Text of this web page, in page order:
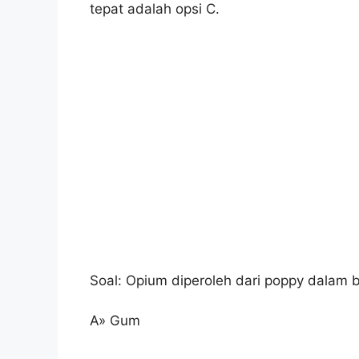
tepat adalah opsi C.
Soal: Opium diperoleh dari poppy dalam
A» Gum